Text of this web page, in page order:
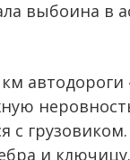
выбоина в
с
и ключицу.